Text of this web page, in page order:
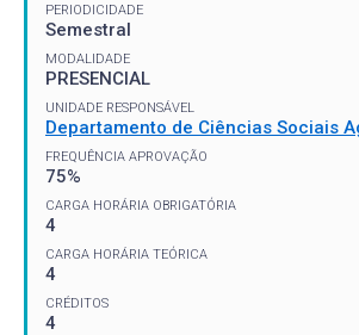
PERIODICIDADE
Semestral
MODALIDADE
PRESENCIAL
UNIDADE RESPONSÁVEL
Departamento de Ciências Sociais
FREQUÊNCIA APROVAÇÃO
75%
CARGA HORÁRIA OBRIGATÓRIA
4
CARGA HORÁRIA TEÓRICA
4
CRÉDITOS
4